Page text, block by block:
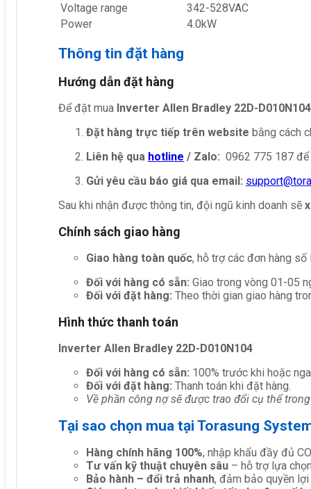
Voltage range
342-528VAC
Power
4.0kW
Thông tin đặt hàng
Hướng dẫn đặt hàng
Để đặt mua Inverter Allen Bradley 22D-D010N104
Đặt hàng trực tiếp trên website bằng cách
Liên hệ qua hotline / Zalo: 0962 775 187
Gửi yêu cầu báo giá qua email:
Sau khi nhận được thông tin, đội ngũ kinh doanh sẽ
Chính sách giao hàng
Giao hàng toàn quốc, hỗ trợ các đơn hàng số
Đối với hàng có sẵn: Giao trong vòng 01-05
Đối với đặt hàng: Theo thời gian giao hàng
Hình thức thanh toán
Inverter Allen Bradley 22D-D010N104
Đối với hàng có sẵn: 100% trước khi hoặc
Đối với đặt hàng: Thanh toán khi đặt hàng.
Về phần công nợ sẽ được trao đổi cụ thể
Tại sao chọn mua tại Torasung
Hàng chính hãng 100%, nhập khẩu đầy đủ
Tư vấn kỹ thuật chuyên sâu – hỗ trợ lựa
Bảo hành – đổi trả nhanh, đảm bảo quyền lợi